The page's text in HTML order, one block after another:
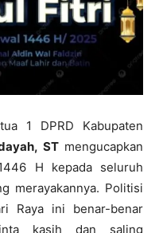
1 DPRD Kabupaten
STmengucapkan
H kepada seluruh
merayakannya. Politisi
Raya ini benar-benar
kasih dan saling